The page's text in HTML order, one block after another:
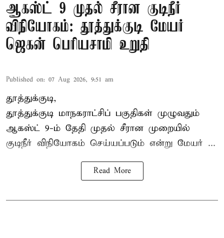
ஆகஸ்ட் 9 முதல் சீரான குடிநீர்
விநியோகம்: தூத்துக்குடி மேயர்
ஜெகன் பெரியசாமி உறுதி
Published on: 07 Aug 2026, 9:51 am
தூத்துக்குடி,
தூத்துக்குடி மாநகராட்சிப் பகுதிகள் முழுவதும்
ஆகஸ்ட் 9-ம் தேதி முதல் சீரான முறையில்
குடிநீர் விநியோகம் செய்யப்படும் என்று மேயர் ...
Read More